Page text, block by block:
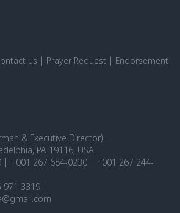
us Prayer Request
Endorsement
& Executive Director)
PA 19116, USA
| +001 267 684-0230 | +001 267 244-
3319 |